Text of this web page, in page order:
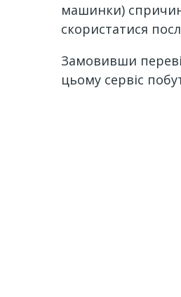
машинки)
скористатися
Замовивши
цьому сервіс